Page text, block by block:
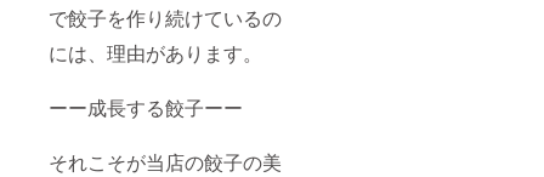
で餃子を作り続けているの
には、理由があります。
ーー成長する餃子ーー
それこそが当店の餃子の美